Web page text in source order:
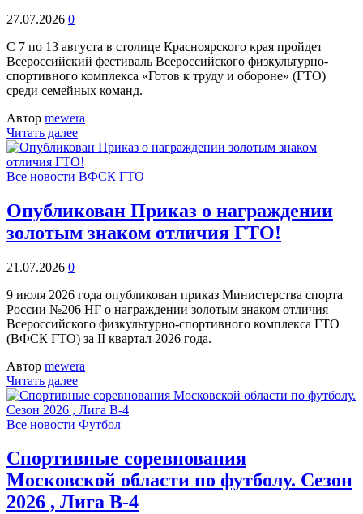
27.07.2026 0
С 7 по 13 августа в столице Красноярского края пройдет
Всероссийский фестиваль Всероссийского физкультурно-
спортивного комплекса «Готов к труду и обороне» (ГТО)
среди семейных команд.
Автор mewera
Читать далее
Все новости ВФСК ГТО
Опубликован Приказ о награждении
золотым знаком отличия ГТО!
21.07.2026 0
9 июля 2026 года опубликован приказ Министерства спорта
России №206 НГ о награждении золотым знаком отличия
Всероссийского физкультурно-спортивного комплекса ГТО
(ВФСК ГТО) за II квартал 2026 года.
Автор mewera
Читать далее
Все новости Футбол
Спортивные соревнования
Московской области по футболу. Сезон
2026 , Лига В-4